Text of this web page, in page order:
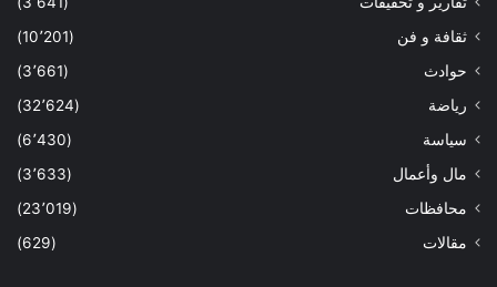
ثقافة و فن
(10٬201)
حوادث
(3٬661)
رياضة
(32٬624)
سياسة
(6٬430)
مال وأعمال
(3٬633)
محافظات
(23٬019)
مقالات
(629)